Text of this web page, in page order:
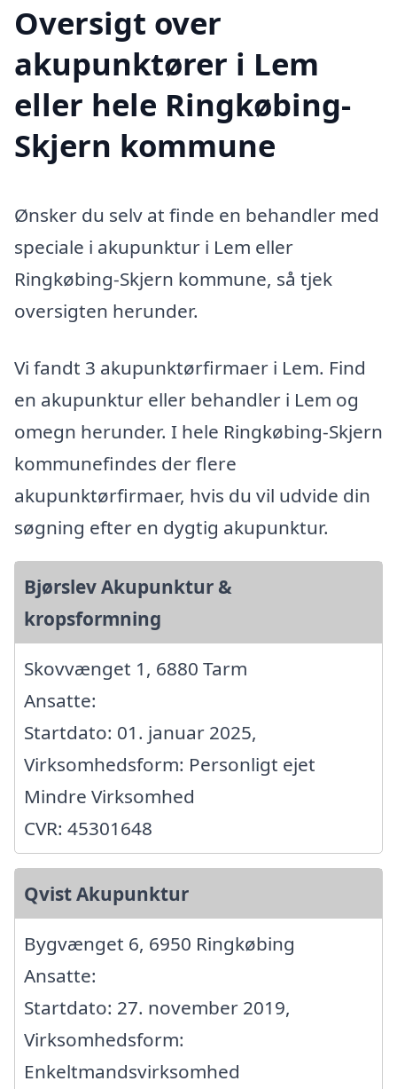
Oversigt over
akupunktører i Lem
eller hele Ringkøbing-
Skjern kommune
Ønsker du selv at finde en behandler med
speciale i akupunktur i Lem eller
Ringkøbing-Skjern kommune, så tjek
oversigten herunder.
Vi fandt 3 akupunktørfirmaer i Lem. Find
en akupunktur eller behandler i Lem og
omegn herunder. I hele Ringkøbing-Skjern
kommunefindes der flere
akupunktørfirmaer, hvis du vil udvide din
søgning efter en dygtig akupunktur.
Bjørslev Akupunktur &
kropsformning
Skovvænget 1, 6880 Tarm
Ansatte:
Startdato: 01. januar 2025,
Virksomhedsform: Personligt ejet
Mindre Virksomhed
CVR: 45301648
Qvist Akupunktur
Bygvænget 6, 6950 Ringkøbing
Ansatte:
Startdato: 27. november 2019,
Virksomhedsform:
Enkeltmandsvirksomhed